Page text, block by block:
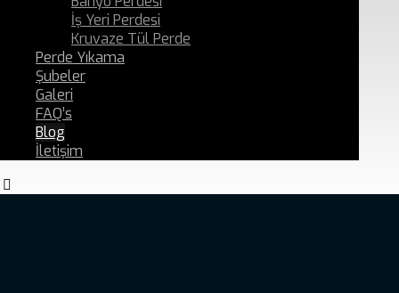
İş Yeri Perdesi
Kruvaze Tül Perde
Perde Yıkama
Şubeler
Galeri
FAQ’s
Blog
İletişim